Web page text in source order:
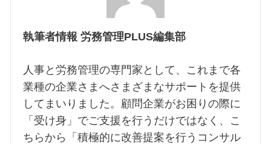
執筆者情報 労務管理PLUS編集部
人事と労務管理の専門家として、これまで各
業種の企業さまへさまざまなサポートを提供
してまいりました。顧問企業がお困りの際に
「受け身」でご支援を行うだけではなく、こ
ちらから「積極的に改善提案を行うコンサル